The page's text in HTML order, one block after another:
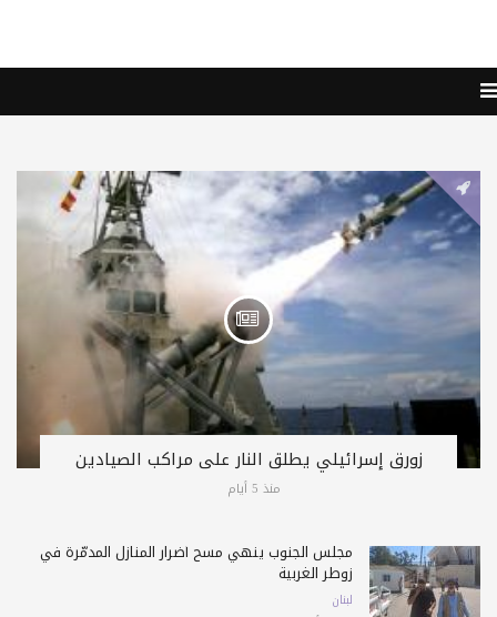
زورق إسرائيلي يطلق النار على مراكب الصيادين
منذ 5 أيام
مجلس الجنوب ينهي مسح أضرار المنازل المدمّرة في
زوطر الغربية
لبنان